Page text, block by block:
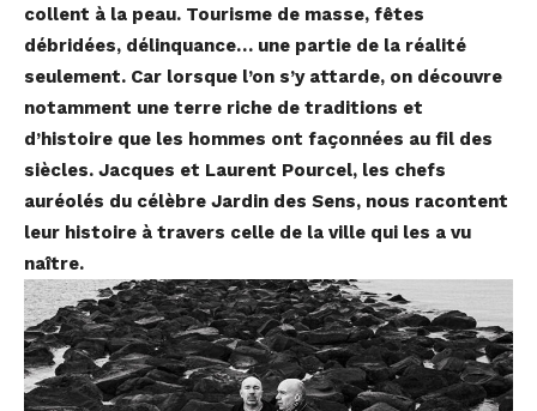
collent à la peau. Tourisme de masse, fêtes
débridées, délinquance… une partie de la réalité
seulement. Car lorsque l’on s’y attarde, on découvre
notamment une terre riche de traditions et
d’histoire que les hommes ont façonnées au fil des
siècles. Jacques et Laurent Pourcel, les chefs
auréolés du célèbre Jardin des Sens, nous racontent
leur histoire à travers celle de la ville qui les a vu
naître.